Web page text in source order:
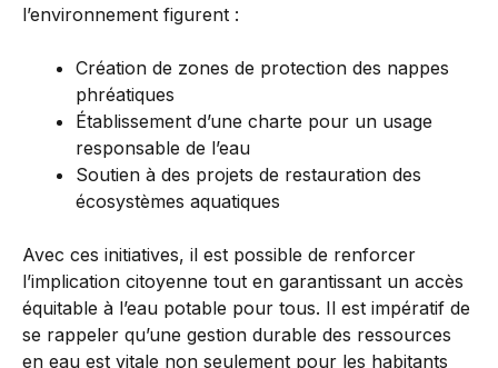
l’environnement figurent :
Création de zones de protection des nappes
phréatiques
Établissement d’une charte pour un usage
responsable de l’eau
Soutien à des projets de restauration des
écosystèmes aquatiques
Avec ces initiatives, il est possible de renforcer
l’implication citoyenne tout en garantissant un accès
équitable à l’eau potable pour tous. Il est impératif de
se rappeler qu’une gestion durable des ressources
en eau est vitale non seulement pour les habitants